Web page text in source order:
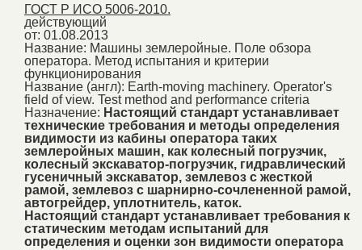
ГОСТ Р ИСО 5006-2010.
действующий
от: 01.08.2013
Название: Машины землеройные. Поле обзора
оператора. Метод испытания и критерии
функционирования
Название (англ): Earth-moving machinery. Operator's
field of view. Test method and performance criteria
Назначение: Настоящий стандарт устанавливает
технические требования и методы определения
видимости из кабины оператора таких
землеройных машин, как колесный погрузчик,
колесный экскаватор-погрузчик, гидравлический
гусеничный экскаватор, землевоз с жесткой
рамой, землевоз с шарнирно-сочлененной рамой,
автогрейдер, уплотнитель, каток.
Настоящий стандарт устанавливает требования к
статическим методам испытаний для
определения и оценки зон видимости оператора